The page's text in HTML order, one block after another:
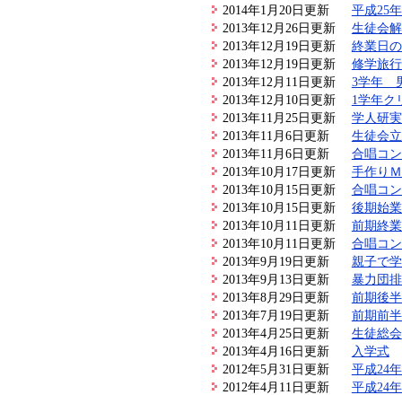
2014年1月20日更新
平成25
2013年12月26日更新
生徒会
2013年12月19日更新
終業日
2013年12月19日更新
修学旅
2013年12月11日更新
3学年
2013年12月10日更新
1学年ク
2013年11月25日更新
学人研
2013年11月6日更新
生徒会
2013年11月6日更新
合唱コ
2013年10月17日更新
手作り
2013年10月15日更新
合唱コ
2013年10月15日更新
後期始
2013年10月11日更新
前期終
2013年10月11日更新
合唱コ
2013年9月19日更新
親子で
2013年9月13日更新
暴力団
2013年8月29日更新
前期後
2013年7月19日更新
前期前
2013年4月25日更新
生徒総会
2013年4月16日更新
入学式
2012年5月31日更新
平成24
2012年4月11日更新
平成24